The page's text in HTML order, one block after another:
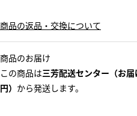
商品の返品・交換について
商品のお届け
この商品は三芳配送センター（お
円） から発送します。